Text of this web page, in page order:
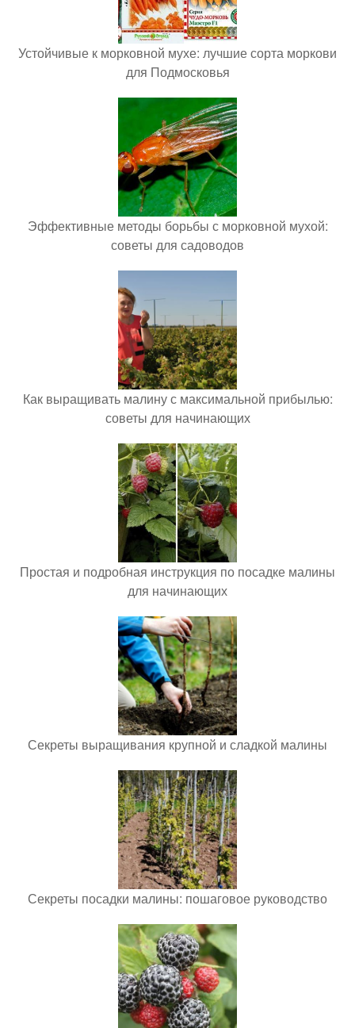
Устойчивые к морковной мухе: лучшие сорта моркови
для Подмосковья
Эффективные методы борьбы с морковной мухой:
советы для садоводов
Как выращивать малину с максимальной прибылью:
советы для начинающих
Простая и подробная инструкция по посадке малины
для начинающих
Секреты выращивания крупной и сладкой малины
Секреты посадки малины: пошаговое руководство